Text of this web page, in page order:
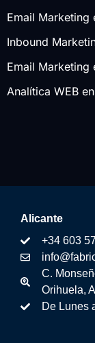
Email Marketing
Inbound
Email Marketing
Analítica WEB
Alicante
+34 603
C.
Orihuela,
De Lunes